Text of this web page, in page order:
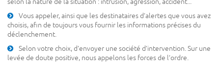
Vous appeler, ainsi que les destinataires d’alertes que vous avez
choisis, afin de toujours vous fournir les informations précises du
déclenchement.
Selon votre choix, d’envoyer une société d’intervention. Sur une
levée de doute positive, nous appelons les forces de l’ordre.